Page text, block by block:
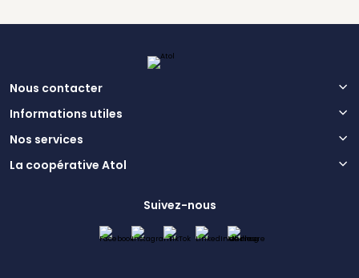
Nous contacter
Informations utiles
Nos services
La coopérative Atol
Suivez-nous